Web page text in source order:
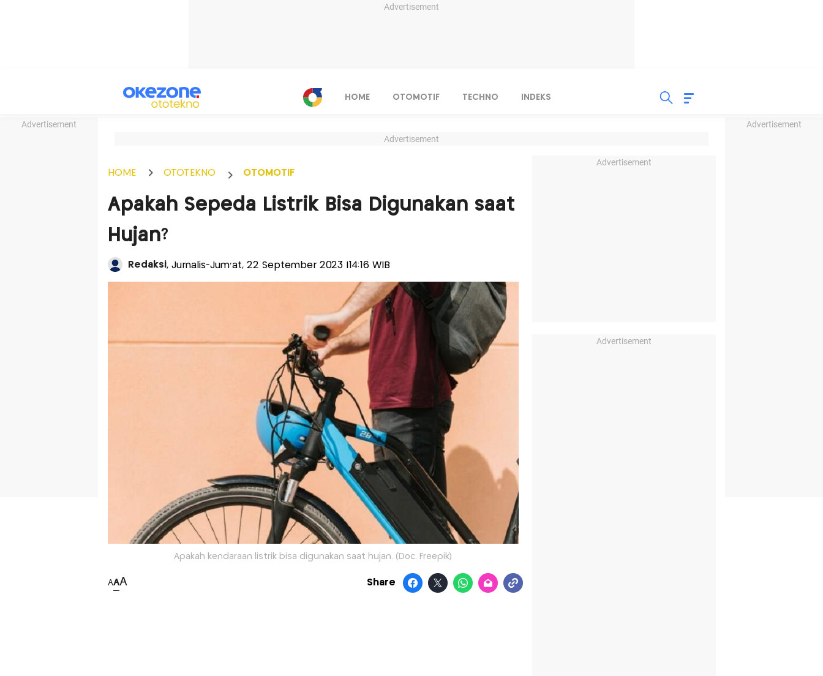
Advertisement
Advertisement Advertisement
HOME OTOMOTIF TECHNO INDEKS
Advertisement
HOME OTOTEKNO OTOMOTIF
Apakah Sepeda Listrik Bisa Digunakan saat
Hujan?
Redaksi, Jurnalis-Jum'at, 22 September 2023 |14:16 WIB
Apakah kendaraan listrik bisa digunakan saat hujan. (Doc. Freepik)
AAA Share
Advertisement
Advertisement